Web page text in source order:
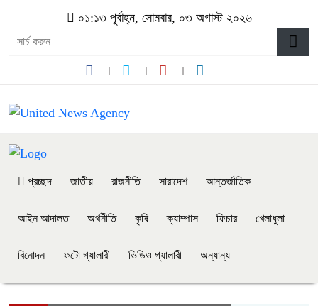
০১:১৩ পূর্বাহ্ন, সোমবার, ০৩ অগাস্ট ২০২৬
প্রচ্ছদ জাতীয় রাজনীতি সারাদেশ আন্তর্জাতিক
আইন আদালত অর্থনীতি কৃষি ক্যাম্পাস ফিচার খেলাধুলা
বিনোদন ফটো গ্যালারী ভিডিও গ্যালারী অন্যান্য